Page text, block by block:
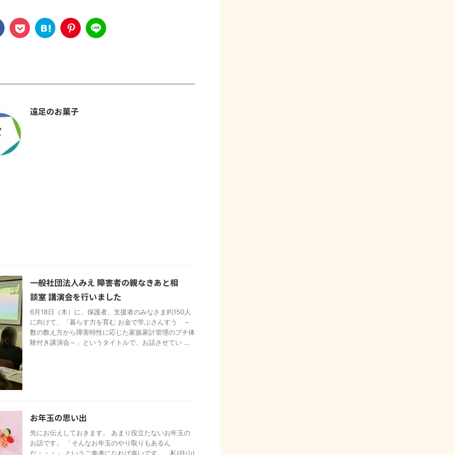
遠足のお菓子
一般社団法人みえ 障害者の親なきあと相
談室 講演会を行いました
6月18日（木）に、保護者、支援者のみなさま約150人
に向けて、「暮らす力を育む お金で学ぶさんすう ～
数の数え方から障害特性に応じた家族家計管理のプチ体
験付き講演会～」というタイトルで、お話させてい ...
お年玉の思い出
先にお伝えしておきます。 あまり役立たないお年玉の
お話です。 「そんなお年玉のやり取りもあるん
だ・・・」 というご参考になれば幸いです。 私(住山)